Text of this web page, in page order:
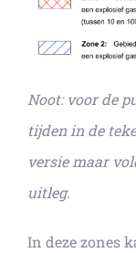
Noot: voor de
tijden in de
versie maar
uitleg.
In deze zones